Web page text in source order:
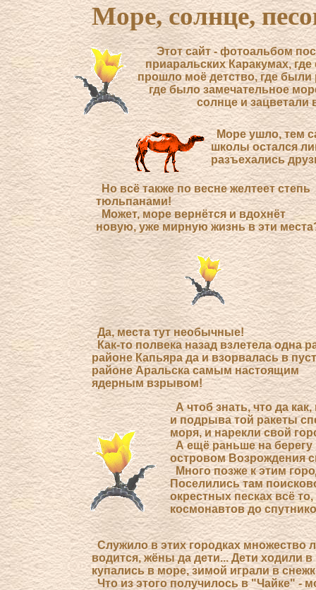
Море, солнце,
Этот сайт - фотоальбом
приаральских Каракумах,
прошло моё детство, где
где было замечательное
солнце и
Море ушло, тем
школы остался
разъехались
Но всё также по весне желтеет степь
тюльпанами!
Может, море вернётся и вдохнёт
новую, уже мирную жизнь в эти
Да, места тут необычные!
Как-то полвека назад взлетела одна
районе Капьяра да и взорвалась в
районе Аральска самым настоящим
ядерным взрывом!
А чтоб знать, что да
и подрыва той ракеты
моря, и нарекли свой
А ещё раньше на берегу
островом Возрождения
Много позже к этим
Поселились там
окрестных песках всё
космонавтов до
Служило в этих городках множество
водится, жёны да дети... Дети ходили
купались в море, зимой играли в
Что из этого получилось в "Чайке" -